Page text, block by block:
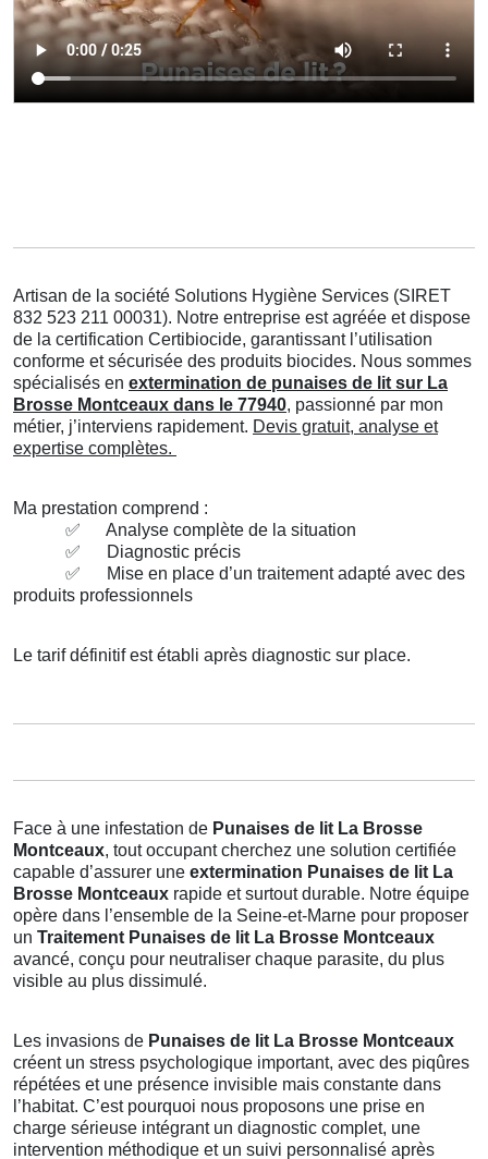
Artisan de la société Solutions Hygiène Services (SIRET
832 523 211 00031). Notre entreprise est agréée et dispose
de la certification Certibiocide, garantissant l’utilisation
conforme et sécurisée des produits biocides. Nous sommes
spécialisés en extermination de punaises de lit sur La
Brosse Montceaux dans le 77940, passionné par mon
métier, j’interviens rapidement. Devis gratuit, analyse et
expertise complètes.
Ma prestation comprend :
✅
Analyse complète de la situation
✅
Diagnostic précis
✅
Mise en place d’un traitement adapté avec des
produits professionnels
Le tarif définitif est établi après diagnostic sur place.
Face à une infestation de Punaises de lit La Brosse
Montceaux, tout occupant cherchez une solution certifiée
capable d’assurer une extermination Punaises de lit La
Brosse Montceaux rapide et surtout durable. Notre équipe
opère dans l’ensemble de la Seine-et-Marne pour proposer
un Traitement Punaises de lit La Brosse Montceaux
avancé, conçu pour neutraliser chaque parasite, du plus
visible au plus dissimulé.
Les invasions de Punaises de lit La Brosse Montceaux
créent un stress psychologique important, avec des piqûres
répétées et une présence invisible mais constante dans
l’habitat. C’est pourquoi nous proposons une prise en
charge sérieuse intégrant un diagnostic complet, une
intervention méthodique et un suivi personnalisé après